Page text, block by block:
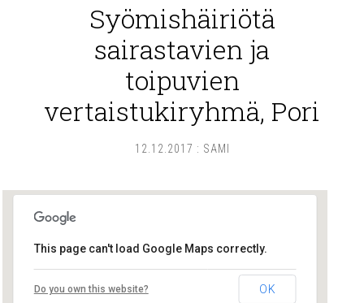
Syömishäiriötä
sairastavien ja
toipuvien
vertaistukiryhmä, Pori
12.12.2017 : SAMI
Pikku-Tiinan kirppis
Herttuan tori - Pori
This page can't load Google Maps correctly.
Do you own this website? OK